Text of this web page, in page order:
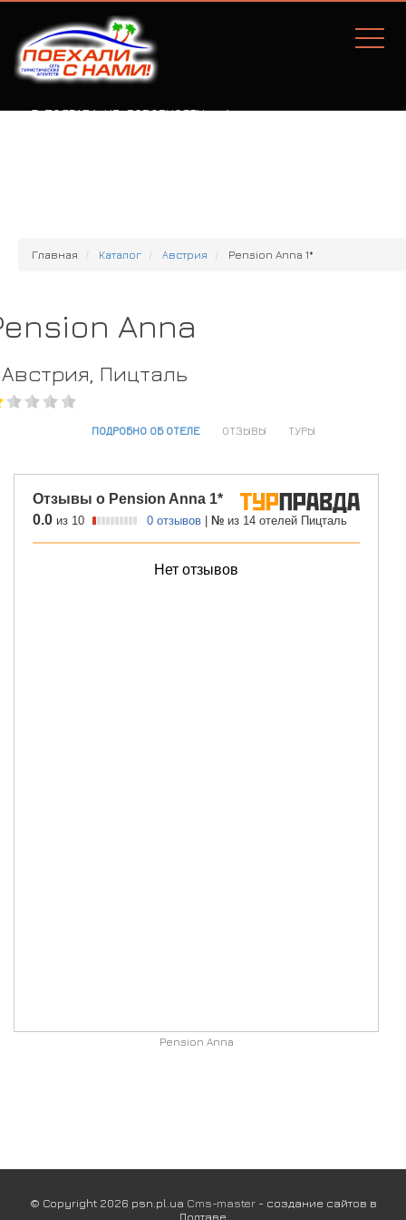
Г. ПОЛТАВА, УЛ. СОБОРНОСТИ, 77А
Главная Каталог Австрия Pension Anna 1*
Anna
Австрия, Пицталь
ПОДРОБНО ОБ ОТЕЛЕ ОТЗЫВЫ ТУРЫ
Pension Anna
© Copyright 2026 psn.pl.ua Cms-master- создание сайтов в
Полтаве